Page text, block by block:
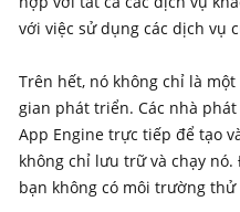
với việc sử dụng các dịch vụ
Trên hết, nó không chỉ là
gian phát triển. Các nhà
App Engine trực tiếp để tạo
không chỉ lưu trữ và chạy
bạn không có môi trường